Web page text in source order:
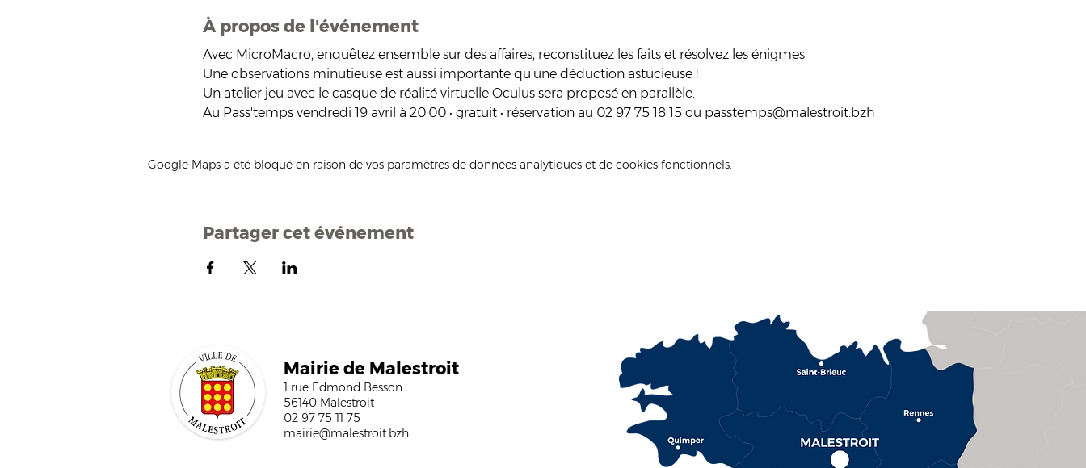
À propos de l'événement
Avec MicroMacro, enquêtez ensemble sur des affaires, reconstituez les faits et résolvez les énigmes.
Une observations minutieuse est aussi importante qu’une déduction astucieuse !
Un atelier jeu avec le casque de réalité virtuelle Oculus sera proposé en parallèle.
Au Pass'temps vendredi 19 avril à 20:00 • gratuit • réservation au 02 97 75 18 15 ou passtemps@malestroit.bzh
Google Maps a été bloqué en raison de vos paramètres de données analytiques et de cookies fonctionnels.
Partager cet événement
Mairie de Malestroit
1 rue Edmond Besson
56140 Malestroit
02 97 75 11 75
mairie@malestroit.bzh